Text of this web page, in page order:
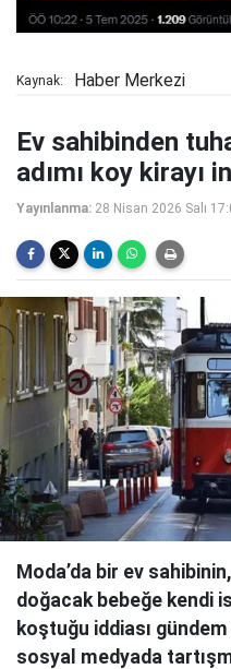
Kaynak: Haber Merkezi
Ev sahibinden
adımı koy kirayı
Yayınlanma: 28 Nisan 2026 Salı
Moda’da bir ev
doğacak bebeğe kendi
koştuğu iddiası
sosyal medyada